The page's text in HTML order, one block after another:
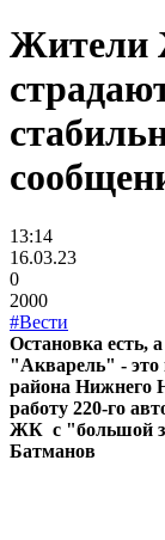
Жители
13:14
16.03.23
0
2000
#Вести
Остановка есть,
"Акварель" - это
района Нижнего
работу 220-го
ЖК с "большой
Батманов